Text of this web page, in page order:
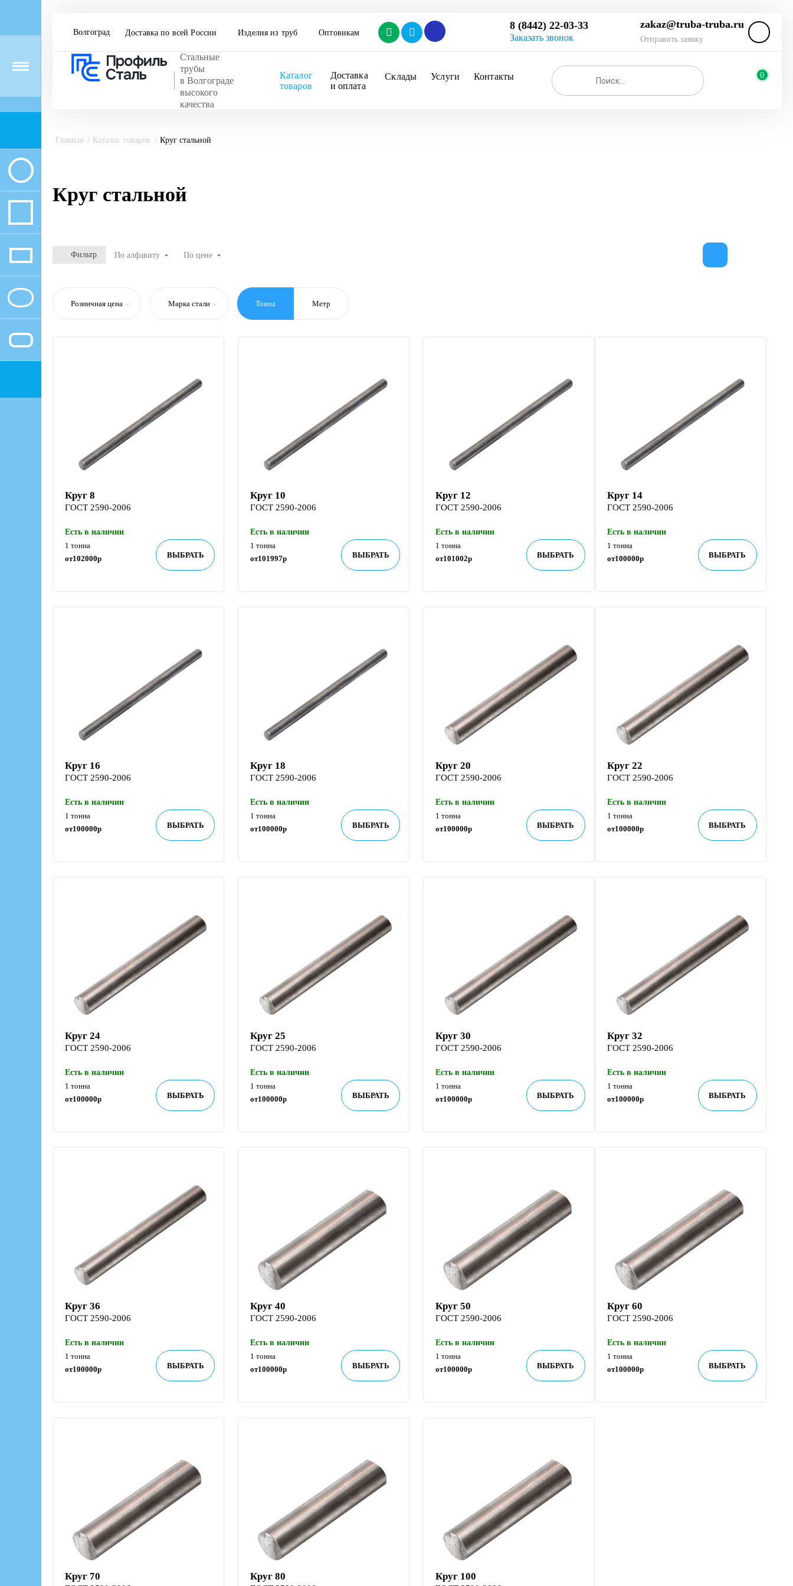
Волгоград Доставка по всей России Изделия из труб Оптовикам
8 (8442) 22-03-33
Заказать звонок
zakaz@truba-truba.ru
Отправить заявку
Стальные
трубы
в Волгограде
высокого
качества
Каталог
товаров
Доставка
и оплата
Склады Услуги Контакты 0
Главная Каталог товаров Круг стальной
Круг стальной
Фильтр По алфавиту По цене
Розничная цена Марка стали Тонна Метр
Круг 8
ГОСТ 2590-2006
Есть в наличии
1 тонна
от102000р ВЫБРАТЬ
Круг 10
ГОСТ 2590-2006
Есть в наличии
1 тонна
от101997р ВЫБРАТЬ
Круг 12
ГОСТ 2590-2006
Есть в наличии
1 тонна
от101002р ВЫБРАТЬ
Круг 14
ГОСТ 2590-2006
Есть в наличии
1 тонна
от100000р ВЫБРАТЬ
Круг 16
ГОСТ 2590-2006
Есть в наличии
1 тонна
от100000р ВЫБРАТЬ
Круг 18
ГОСТ 2590-2006
Есть в наличии
1 тонна
от100000р ВЫБРАТЬ
Круг 20
ГОСТ 2590-2006
Есть в наличии
1 тонна
от100000р ВЫБРАТЬ
Круг 22
ГОСТ 2590-2006
Есть в наличии
1 тонна
от100000р ВЫБРАТЬ
Круг 24
ГОСТ 2590-2006
Есть в наличии
1 тонна
от100000р ВЫБРАТЬ
Круг 25
ГОСТ 2590-2006
Есть в наличии
1 тонна
от100000р ВЫБРАТЬ
Круг 30
ГОСТ 2590-2006
Есть в наличии
1 тонна
от100000р ВЫБРАТЬ
Круг 32
ГОСТ 2590-2006
Есть в наличии
1 тонна
от100000р ВЫБРАТЬ
Круг 36
ГОСТ 2590-2006
Есть в наличии
1 тонна
от100000р ВЫБРАТЬ
Круг 40
ГОСТ 2590-2006
Есть в наличии
1 тонна
от100000р ВЫБРАТЬ
Круг 50
ГОСТ 2590-2006
Есть в наличии
1 тонна
от100000р ВЫБРАТЬ
Круг 60
ГОСТ 2590-2006
Есть в наличии
1 тонна
от100000р ВЫБРАТЬ
Круг 70 Круг 80 Круг 100